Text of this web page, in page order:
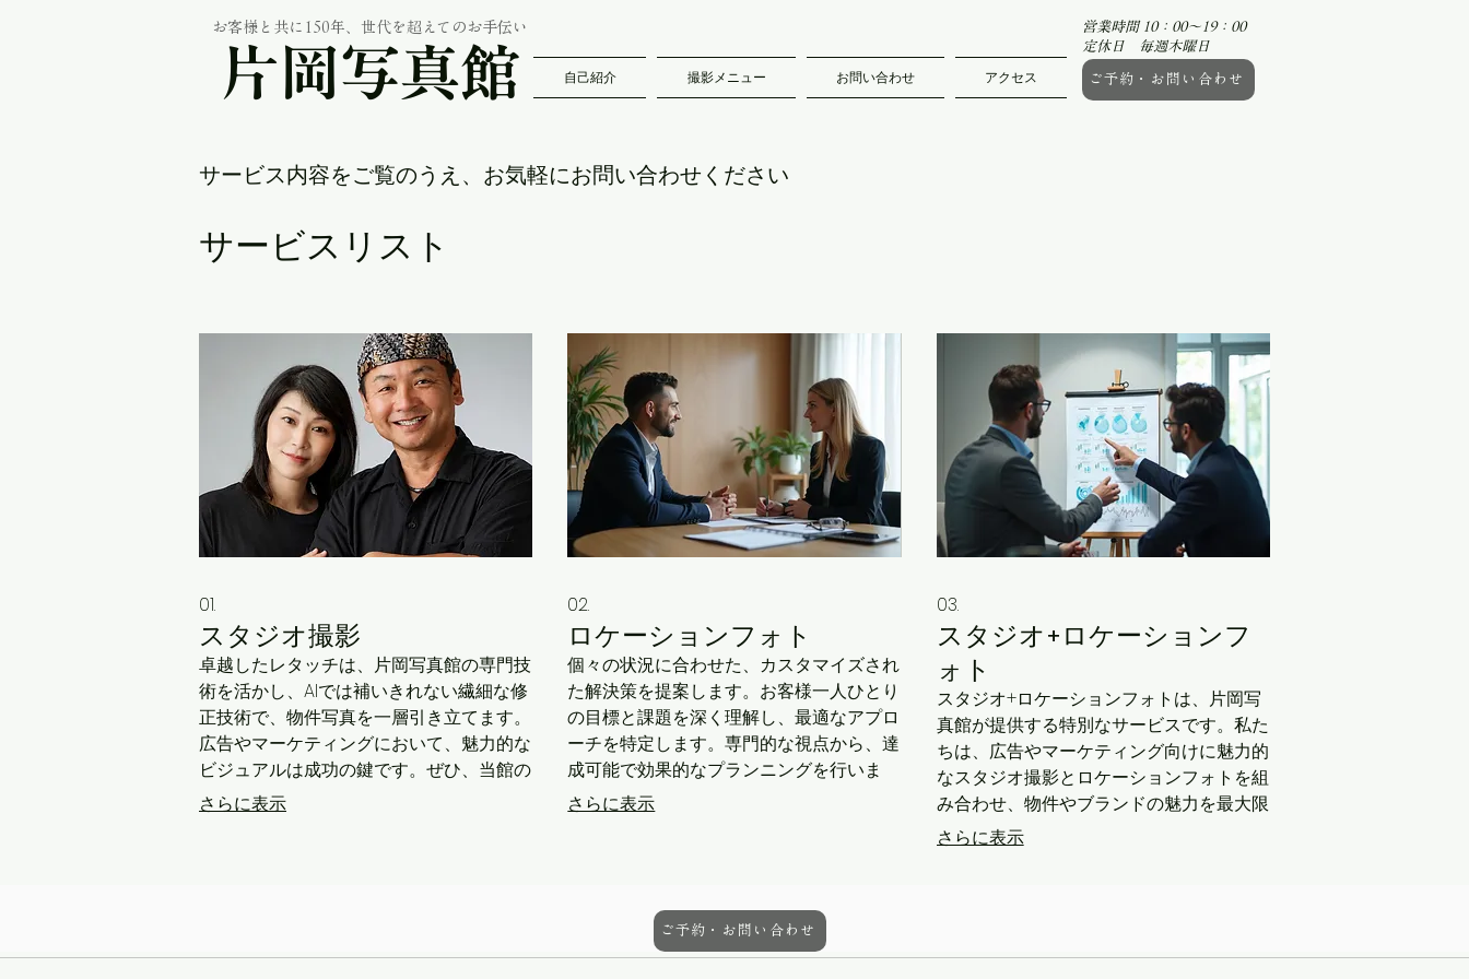
お客様と共に150年、世代を超えてのお手伝い
片岡写真館 自己紹介 撮影メニュー お問い合わせ アクセス
営業時間 10：00～19：00
定休日 毎週木曜日
ご予約・お問い合わせ
サービス内容をご覧のうえ、お気軽にお問い合わせください
サービスリスト
01.
スタジオ撮影
卓越したレタッチは、片岡写真館の専門技
術を活かし、AIでは補いきれない繊細な修
正技術で、物件写真を一層引き立てます。
広告やマーケティングにおいて、魅力的な
ビジュアルは成功の鍵です。ぜひ、当館の
高品質なレタッチサービスで、あなたの不
さらに表示
02.
ロケーションフォト
個々の状況に合わせた、カスタマイズされ
た解決策を提案します。お客様一人ひとり
の目標と課題を深く理解し、最適なアプロ
ーチを特定します。専門的な視点から、達
成可能で効果的なプランニングを行いま
す。
さらに表示
03.
スタジオ+ロケーションフ
ォト
スタジオ+ロケーションフォトは、片岡写
真館が提供する特別なサービスです。私た
ちは、広告やマーケティング向けに魅力的
なスタジオ撮影とロケーションフォトを組
み合わせ、物件やブランドの魅力を最大限
に引き出します。高品質な写真を通じて、
さらに表示
ご予約・お問い合わせ